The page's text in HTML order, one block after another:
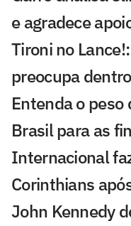
e agradece
Tironi no
preocupa
Entenda o peso
Brasil para as
Internacional
Corinthians
John Kennedy